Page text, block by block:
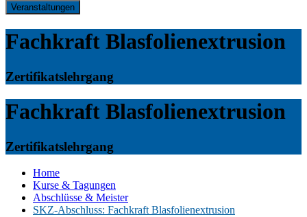
Veranstaltungen
Fachkraft Blasfolienextrusion
Zertifikatslehrgang
Fachkraft Blasfolienextrusion
Zertifikatslehrgang
Home
Kurse & Tagungen
Abschlüsse & Meister
SKZ-Abschluss: Fachkraft Blasfolienextrusion